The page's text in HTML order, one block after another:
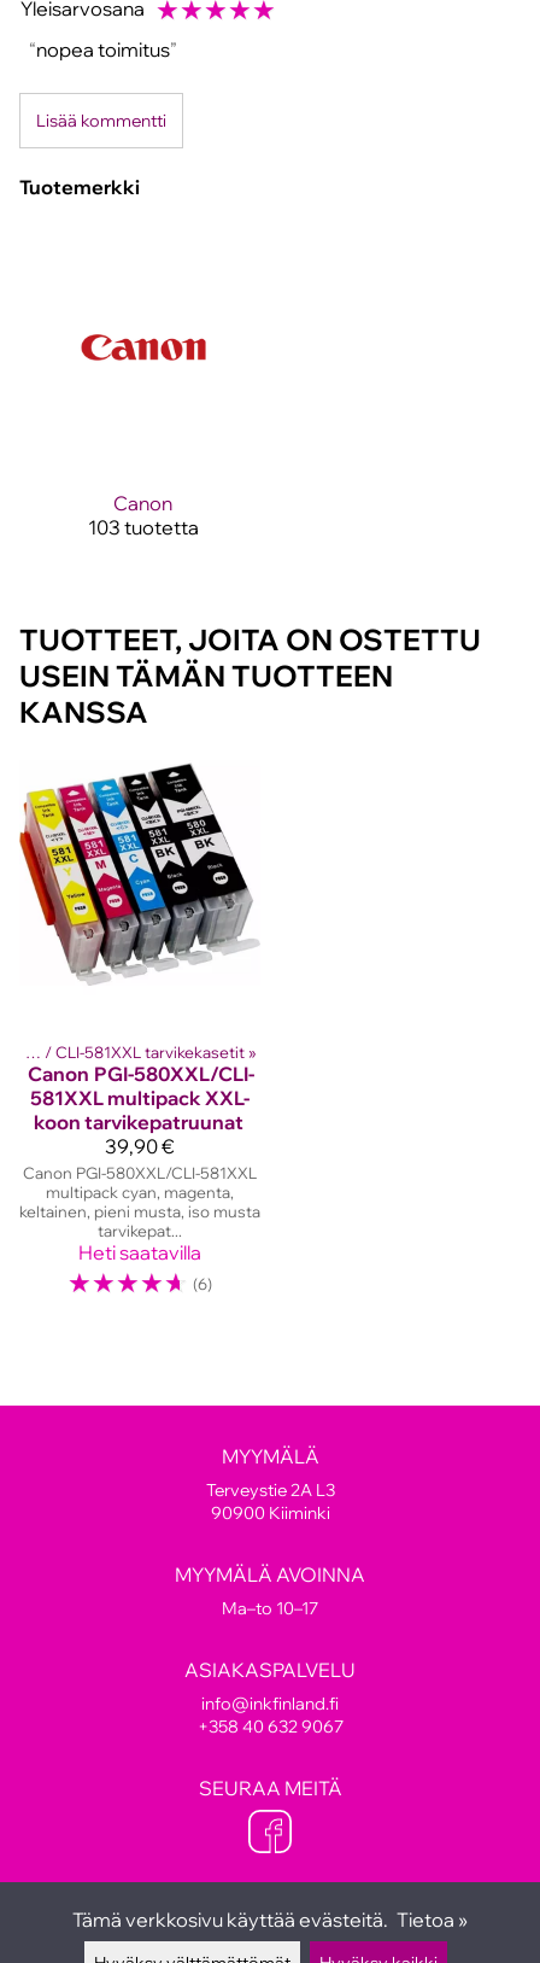
Yleisarvosana ☆☆☆☆☆
nopea toimitus
Lisää kommentti
Tuotemerkki
Canon
103 tuotetta
TUOTTEET, JOITA ON OSTETTU
USEIN TÄMÄN TUOTTEEN
KANSSA
PGI-580XXL / CLI-581XXL tarvikekasetit ‪»
Canon PGI-580XXL/CLI-
581XXL multipack XXL-
koon tarvikepatruunat
39,90 €
Canon PGI-580XXL/CLI-581XXL
multipack cyan, magenta,
keltainen, pieni musta, iso musta
tarvikepat...
Heti saatavilla
☆☆☆☆☆ (6)
MYYMÄLÄ
Terveystie 2A L3
90900 Kiiminki
MYYMÄLÄ AVOINNA
Ma–to 10–17
ASIAKASPALVELU
info@inkfinland.fi
+358 40 632 9067
SEURAA MEITÄ
Tämä verkkosivu käyttää evästeitä. Tietoa »